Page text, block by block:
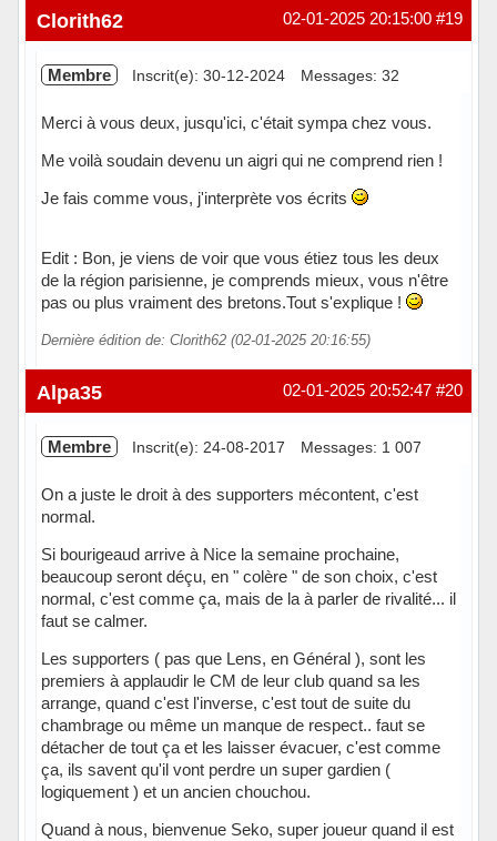
#19
02-01-2025 20:15:00
Clorith62
Membre Inscrit(e): 30-12-2024 Messages: 32
Merci à vous deux, jusqu'ici, c'était sympa chez vous.
Me voilà soudain devenu un aigri qui ne comprend rien !
Je fais comme vous, j'interprète vos écrits
Edit : Bon, je viens de voir que vous étiez tous les deux
de la région parisienne, je comprends mieux, vous n'être
pas ou plus vraiment des bretons.Tout s'explique !
Dernière édition de: Clorith62 (02-01-2025 20:16:55)
Hors ligne #20
02-01-2025 20:52:47
Alpa35
Membre Inscrit(e): 24-08-2017 Messages: 1 007
On a juste le droit à des supporters mécontent, c'est
normal.
Si bourigeaud arrive à Nice la semaine prochaine,
beaucoup seront déçu, en " colère " de son choix, c'est
normal, c'est comme ça, mais de la à parler de rivalité... il
faut se calmer.
Les supporters ( pas que Lens, en Général ), sont les
premiers à applaudir le CM de leur club quand sa les
arrange, quand c'est l'inverse, c'est tout de suite du
chambrage ou même un manque de respect.. faut se
détacher de tout ça et les laisser évacuer, c'est comme
ça, ils savent qu'il vont perdre un super gardien (
logiquement ) et un ancien chouchou.
Quand à nous, bienvenue Seko, super joueur quand il est